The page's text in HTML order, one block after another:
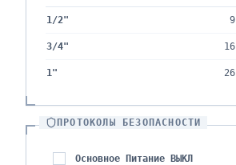
1/2" 9
3/4" 16
1" 26
ПРОТОКОЛЫ БЕЗОПАСНОСТИ
Основное Питание ВЫКЛ